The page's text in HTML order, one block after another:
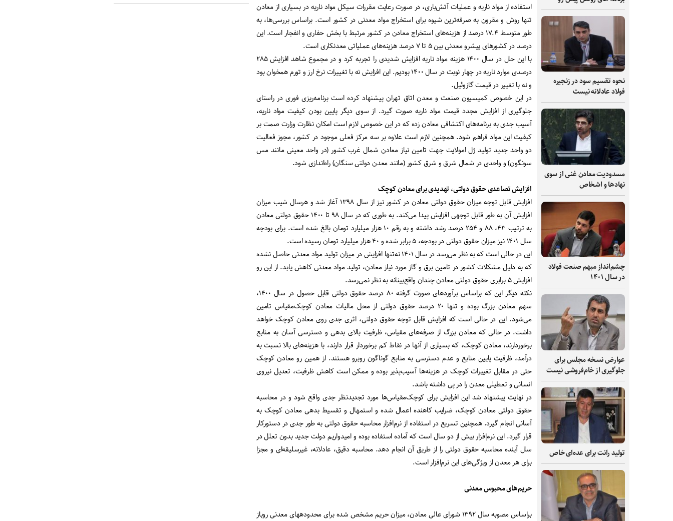
نحوه تقسیم سود در زنجیره
فولاد عادلانه نیست
مسدودیت معادن غنی از سوی
نهادها و اشخاص
چشم‌انداز مبهم صنعت فولاد
در سال ۱۴۰۱
عوارض نسخه مجلس برای
جلوگیری از خام‌فروشی نیست
تولید رانت برای عده‌ای خاص
استفاده از مواد ناریه و عملیات آتش‌باری، در صورت رعایت مقررات سیکل مواد ناریه در بسیاری از معادن
تنها روش و مقرون به صرفه‌ترین شیوه برای استخراج مواد معدنی در کشور است. براساس بررسی‌ها، به
طور متوسط ۱۷.۴ درصد از هزینه‌های استخراج معادن در کشور مرتبط با بخش حفاری و انفجار است. این
درصد در کشورهای پیشرو معدنی بین ۵ تا ۷ درصد هزینه‌های عملیاتی معدنکاری است.
با این حال در سال ۱۴۰۰ هزینه‌ مواد ناریه افزایش شدیدی را تجربه کرد و در مجموع شاهد افزایش ۲۸۵
درصدی موارد ناریه در چهار نوبت در سال ۱۴۰۰ بودیم. این افزایش نه با تغییرات نرخ ارز و تورم همخوان بود
و نه با تغییر در قیمت گازوئیل.
در این خصوص کمیسیون صنعت و معدن اتاق تهران پیشنهاد کرده است برنامه‌ریزی فوری در راستای
جلوگیری از افزایش مجدد قیمت مواد ناریه صورت گیرد. از سوی دیگر پایین بودن کیفیت مواد ناریه،
آسیب جدی به برنامه‌های اکتشافی معادن زده که در این خصوص لازم است امکان نظارت وزارت صمت بر
کیفیت این مواد فراهم شود. همچنین لازم است علاوه بر سه مرکز فعلی موجود در کشور، مجوز فعالیت
دو واحد جدید تولید ژل امولایت جهت تامین نیاز معادن شمال غرب کشور (در واحد معینی مانند مس
سونگون) و واحدی در شمال شرق و شرق کشور (مانند معدن دولتی سنگان) راه‌اندازی شود.
افزایش تصاعدی حقوق دولتی، تهدیدی برای معادن کوچک
افزایش قابل توجه میزان حقوق دولتی معادن در کشور نیز از سال ۱۳۹۸ آغاز شد و هرسال شیب میزان
افزایش آن به طور قابل توجهی افزایش پیدا می‌کند. به طوری که در سال ۹۸ تا ۱۴۰۰ حقوق دولتی معادن
به ترتیب ۴۳، ۸۸ و ۲۵۴ درصد رشد داشته و به رقم ۱۰ هزار میلیارد تومان بالغ شده است. برای بودجه
سال ۱۴۰۱ نیز میزان حقوق دولتی در بودجه، ۵ برابر شده و ۴۰ هزار میلیارد تومان رسیده است.
این در حالی است که به نظر می‌رسد در سال ۱۴۰۱ نه‌تنها افزایش در میزان تولید مواد معدنی حاصل نشده
که به دلیل مشکلات کشور در تامین برق و گاز مورد نیاز معادن، تولید مواد معدنی کاهش یابد. از این رو
افزایش ۵ برابری حقوق دولتی معادن چندان واقع‌بینانه به نظر نمی‌رسد.
نکته دیگر این که براساس برآوردهای صورت گرفته ۸۰ درصد حقوق دولتی قابل حصول در سال ۱۴۰۰،
سهم معادن بزرگ بوده و تنها ۲۰ درصد حقوق دولتی از محل مالیات معادن ‌کوچک‌مقیاس تامین
می‌شود. این در حالی است که افزایش قابل توجه حقوق دولتی، اثری جدی روی معادن کوچک خواهد
داشت. در حالی که معادن بزرگ از صرفه‌های مقیاس، ظرفیت بالای بدهی و دسترسی آسان به منابع
برخوردارند، معادن کوچک، که بسیاری از آنها در نقاط کم برخوردار قرار دارند، با هزینه‌های بالا نسبت به
درآمد، ظرفیت پایین منابع و عدم دسترسی به منابع گوناگون روبرو هستند. از همین رو معادن کوچک
حتی در مقابل تغییرات کوچک در هزینه‌ها آسیب‌پذیر بوده و ممکن است کاهش ظرفیت، تعدیل نیروی
انسانی و تعطیلی معدن را در پی داشته باشد.
در نهایت پیشنهاد شد این افزایش برای ‌کوچک‌مقیاس‌ها مورد تجدیدنظر جدی واقع شود و در محاسبه
حقوق دولتی معادن کوچک، ضرایب کاهنده اعمال شده و استمهال و تقسیط بدهی معادن کوچک به
آسانی انجام گیرد. همچنین تسریع در استفاده از نرم‌افزار محاسبه حقوق دولتی به طور جدی در دستورکار
قرار گیرد. این نرم‌افزار بیش از دو سال است که آماده استفاده بوده و امیدواریم دولت جدید بدون تعلل در
سال آینده محاسبه حقوق دولتی را از طریق آن انجام دهد. محاسبه دقیق، عادلانه، غیرسلیقه‌ای و مجزا
برای هر معدن از ویژگی‌های این نرم‌افزار است.
حریم‌های محبوس معدنی
براساس مصوبه سال ۱۳۹۲ شورای عالی معادن، میزان حریم مشخص شده برای محدوده‏های معدنی روباز